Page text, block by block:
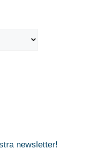
newsletter!